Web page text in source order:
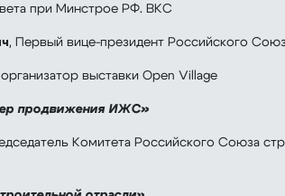
при Минстрое РФ. ВКС
, Первый вице-президент Российского
организатор выставки Open Village
продвижения ИЖС»
Комитета Российского Союза